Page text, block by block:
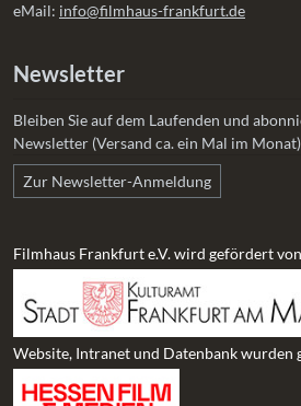
eMail: info@filmhaus-frankfurt.de
Newsletter
Bleiben Sie auf dem Laufenden und
Newsletter (Versand ca. ein Mal im
Zur Newsletter-Anmeldung
Filmhaus Frankfurt e.V. wird gefördert von
Website, Intranet und Datenbank wurden